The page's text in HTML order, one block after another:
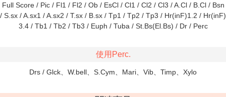
Full Score / Pic / Fl1 / Fl2 / Ob / EsCl / Cl1 / Cl2 / Cl3 / A.Cl / B.Cl / Bsn
/ S.sx / A.sx1 / A.sx2 / T.sx / B.sx / Tp1 / Tp2 / Tp3 / Hr(inF)1.2 / Hr(inF)
3.4 / Tb1 / Tb2 / Tb3 / Euph / Tuba / St.Bs(El.Bs) / Dr / Perc
使用Perc.
Drs / Glck、W.bell、S.Cym、Mari、Vib、Timp、Xylo